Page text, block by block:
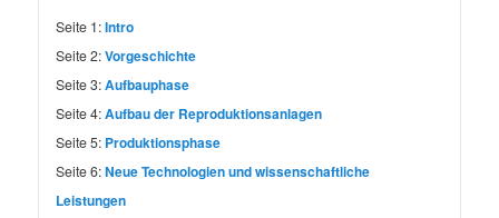
Seite 1:Intro
Seite 2:Vorgeschichte
Seite 3:Aufbauphase
Seite 4:Aufbau der Reproduktionsanlagen
Seite 5: Produktionsphase
Seite 6:Neue Technologien und wissenschaftliche
Leistungen